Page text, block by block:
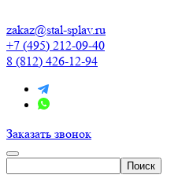
zakaz@stal-splav.ru
+7 (495) 212-09-40
8 (812) 426-12-94
Заказать звонок